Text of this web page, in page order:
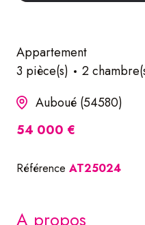
Appartement
3 pièce(s)
2
Auboué (54580)
54 000 €
Référence AT25024
a propos